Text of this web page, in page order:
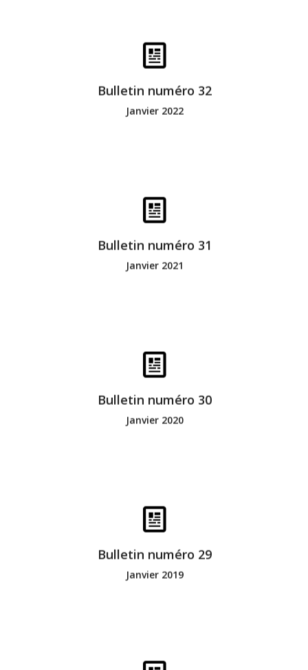
Bulletin numéro 32
Janvier 2022
Bonne lecture
Bulletin numéro 31
Janvier 2021
Bonne lecture
Bulletin numéro 30
Janvier 2020
Bulletin numéro 29
Janvier 2019